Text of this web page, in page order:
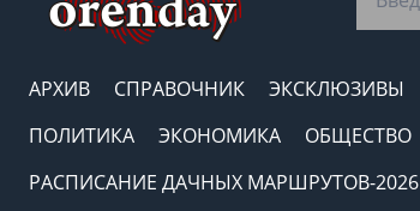
АРХИВ СПРАВОЧНИК ЭКСКЛЮЗИВЫ
ПОЛИТИКА
ЭКОНОМИКА ОБЩЕСТВО
РАСПИСАНИЕ ДАЧНЫХ МАРШРУТОВ-2026